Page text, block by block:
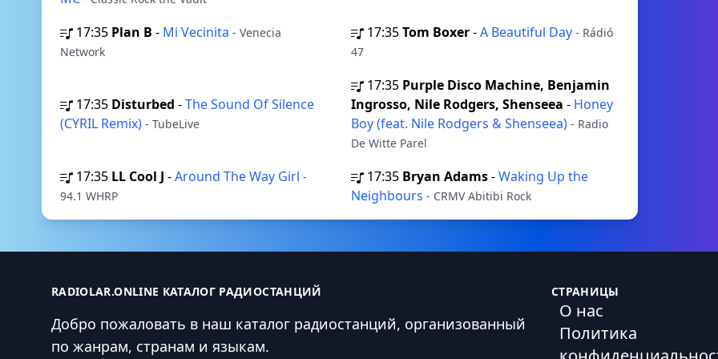
17:35 Plan B - Mi Vecinita - Venecia
Network
17:35Tom Boxer-A Beautiful Day - Rádió
47
17:35 Disturbed -The Sound Of Silence
(CYRIL Remix) - TubeLive
17:35 Purple Disco Machine, Benjamin
Ingrosso, Nile Rodgers, Shenseea - Honey
Boy (feat. Nile Rodgers & Shenseea) - Radio
De Witte Parel
17:35 LL Cool J -Around The Way Girl -
94.1 WHRP
17:35 Bryan Adams-Waking Up the
Neighbours - CRMV Abitibi Rock
RADIOLAR.ONLINE КАТАЛОГ РАДИОСТАНЦИЙ
Добро пожаловать в наш каталог радиостанций, организованный
по жанрам, странам и языкам.
СТРАНИЦЫ
О нас
Политика